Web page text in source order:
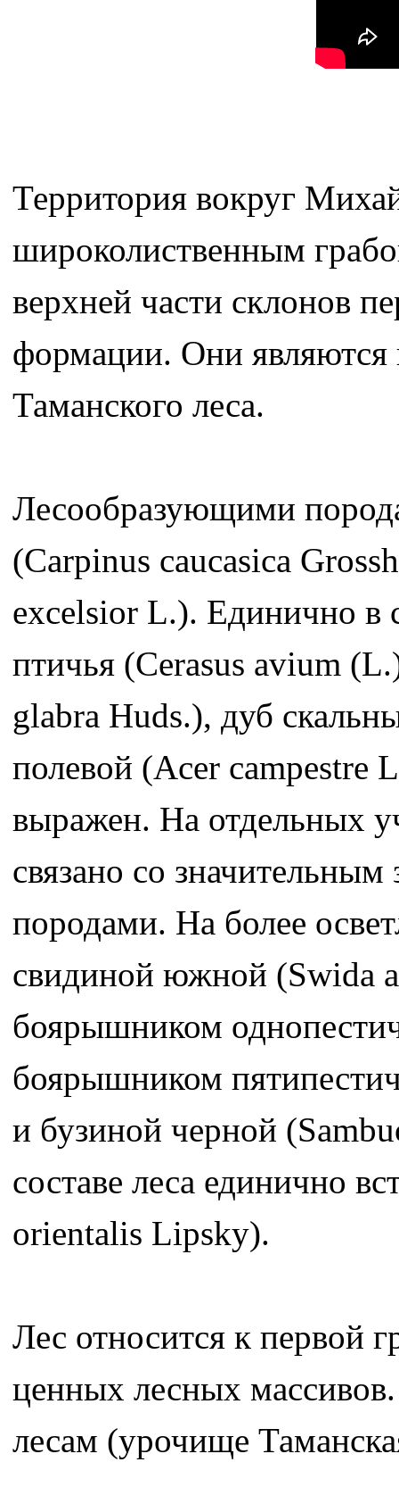
Территория вокруг
широколиственным
верхней части склонов
формации. Они являются
Таманского леса.
Лесообразующими
(Carpinus caucasica
excelsior L.). Единично в
птичья (Cerasus avium
glabra Huds.), дуб
полевой (Acer campestre
выражен. На отдельных
связано со
породами. На более
свидиной южной (Swida
боярышником
боярышником
и бузиной черной
составе леса единично
orientalis Lipsky).
Лес относится к первой
ценных лесных
лесам (урочище